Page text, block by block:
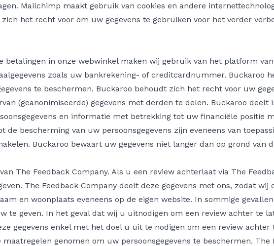
Mailchimp maakt gebruik van cookies en andere
het recht voor om uw gegevens te gebruiken voor het verder
betalingen in onze webwinkel maken wij gebruik van het platform
zoals uw bankrekening- of creditcardnummer. Buckaroo
te beschermen. Buckaroo behoudt zich het recht voor uw
(geanonimiseerde) gegevens met derden te delen. Buckaroo deelt
en informatie met betrekking tot uw financiële positie
bescherming van uw persoonsgegevens zijn eveneens van
Buckaroo bewaart uw gegevens niet langer dan op grond van
The Feedback Company. Als u een review achterlaat via The
The Feedback Company deelt deze gegevens met ons, zodat
en woonplaats eveneens op de eigen website. In sommige
te geven. In het geval dat wij u uitnodigen om een review achter te
gegevens enkel met het doel u uit te nodigen om een review
genomen om uw persoonsgegevens te beschermen.